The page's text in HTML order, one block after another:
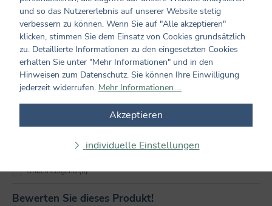
Kundenmeinungen
1 von 1 Bewertungen
Durchschnittliche Bewertung von 4 von 5 Sternen
4 VON 5 STERNEN
Akzeptierbar (0)
Unbefriedigend (0)
Bewerten Sie dieses Produkt!
und so das Nutzererlebnis auf unserer Website stetig
verbessern zu können. Wenn Sie auf "Alle akzeptieren"
klicken, stimmen Sie dem Einsatz von Cookies grundsätzlich
zu. Detaillierte Informationen zu den eingesetzten Cookies
erhalten Sie unter "Mehr Informationen" und in den
Hinweisen zum Datenschutz. Sie können Ihre Einwilligung
jederzeit widerrufen. Mehr Informationen ...
Akzeptieren
individuelle Einstellungen